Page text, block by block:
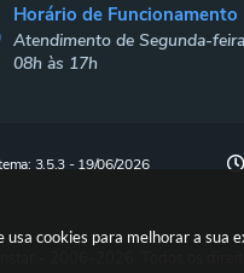
cookies para melhorar a sua
Horário de Funcionamento
Atendimento de Segunda-
08h às 17h
3.5.3 - 19/06/2026